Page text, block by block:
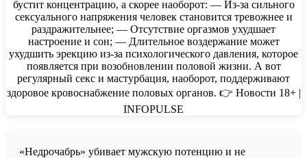
«Недрочабрь» убивает мужскую потенцию и не